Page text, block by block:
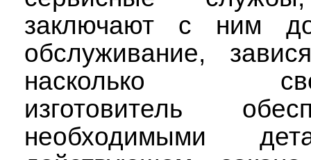
заключают с ним
обслуживание,
насколько
изготовитель
необходимыми